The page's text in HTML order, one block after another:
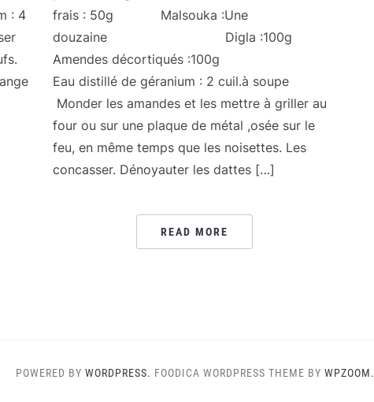
: 4
frais : 50g Malsouka :Une
douzaine Digla :100g
Amendes décortiqués :100g
Eau distillé de géranium : 2 cuil.à soupe
Monder les amandes et les mettre à griller au
four ou sur une plaque de métal ,osée sur le
feu, en même temps que les noisettes. Les
concasser. Dénoyauter les dattes […]
READ MORE
POWERED BY WORDPRESS. FOODICA WORDPRESS THEME BY WPZOOM.